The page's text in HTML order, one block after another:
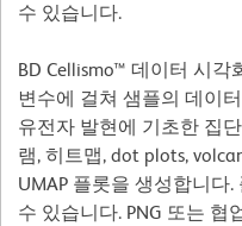
수 있습니다.
BD Cellismo™ 데이터 시
변수에 걸쳐 샘플의 데이
유전자 발현에 기초한 집
램, 히트맵, dot plots,
UMAP 플롯을 생성합니다
수 있습니다. PNG 또는 협